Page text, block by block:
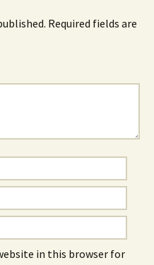
Required fields are
in this browser for